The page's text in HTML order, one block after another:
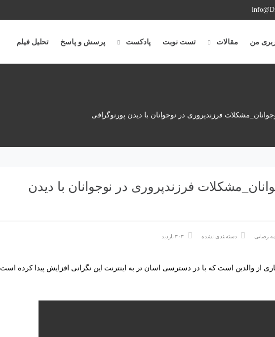
من مقالات تست نوبت پادکست پرسش و پاسخ تحلیل فیلم
فرزندپروری در نوجوانان با دیدن پورنوگرافی
فرزندپروری در نوجوانان با دیدن
رضایی دسته‌بندی نشده
از والدین است که با در دسترسی اسان تر به اینترنت این نگرانی افزایش پیدا کرده است